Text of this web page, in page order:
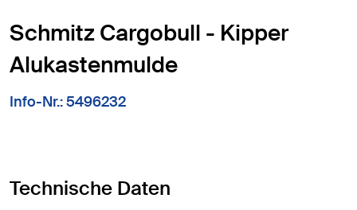
Schmitz Cargobull - Kipper
Alukastenmulde
Info-Nr.: 5496232
Technische Daten